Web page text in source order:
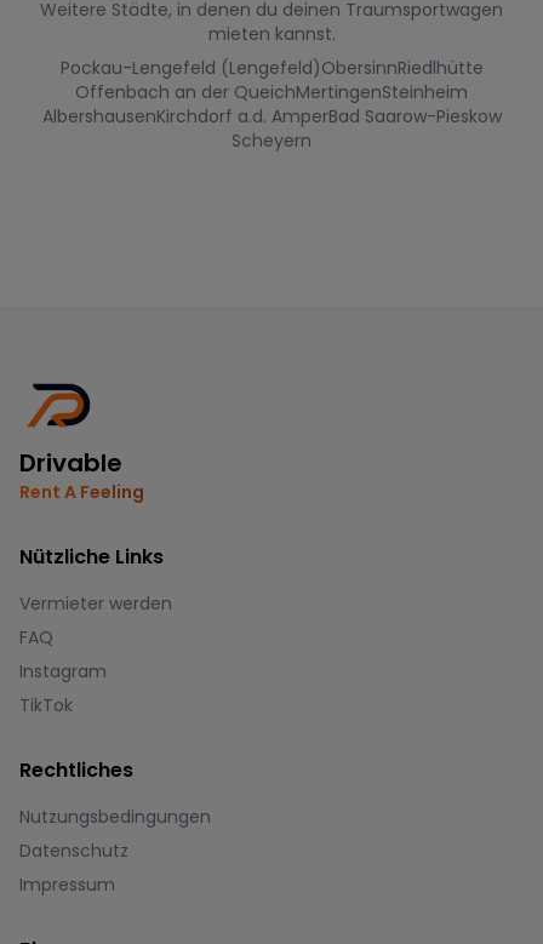
Weitere Städte, in denen du deinen Traumsportwagen
mieten kannst.
Pockau-Lengefeld (Lengefeld)ObersinnRiedlhütte
Offenbach an der QueichMertingenSteinheim
AlbershausenKirchdorf a.d. AmperBad Saarow-Pieskow
Scheyern
Drivable
Rent A Feeling
Nützliche Links
Vermieter werden
FAQ
Instagram
TikTok
Rechtliches
Nutzungsbedingungen
Datenschutz
Impressum